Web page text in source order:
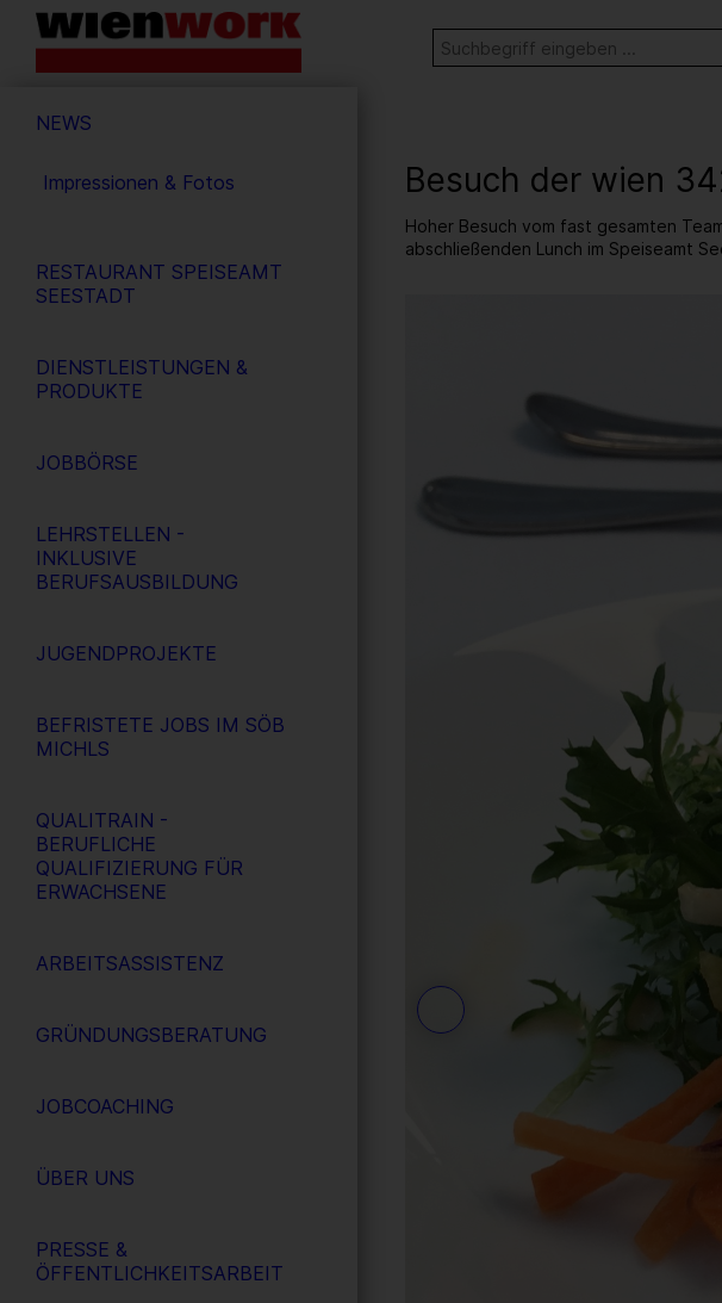
Barrierefreie
Bedienung
Webseite
Stichwortsuche
SUCHE
NEWS
Impressionen & Fotos
RESTAURANT SPEISEAMT
SEESTADT
DIENSTLEISTUNGEN &
PRODUKTE
JOBBÖRSE
LEHRSTELLEN -
INKLUSIVE
BERUFSAUSBILDUNG
JUGENDPROJEKTE
BEFRISTETE JOBS IM SÖB
MICHLS
QUALITRAIN -
BERUFLICHE
QUALIFIZIERUNG FÜR
ERWACHSENE
ARBEITSASSISTENZ
GRÜNDUNGSBERATUNG
JOBCOACHING
ÜBER UNS
PRESSE &
ÖFFENTLICHKEITSARBEIT
Besuch der wien
Hoher Besuch vom fast gesamten
abschließenden Lunch im Speiseamt